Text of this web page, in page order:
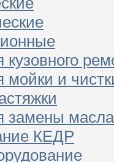
и
замены масла
КЕДР